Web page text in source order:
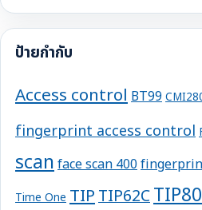
ป้ายกำกับ
Access control BT99
fingerprint access control
scanface scan 400
Time One TIPTIP62C